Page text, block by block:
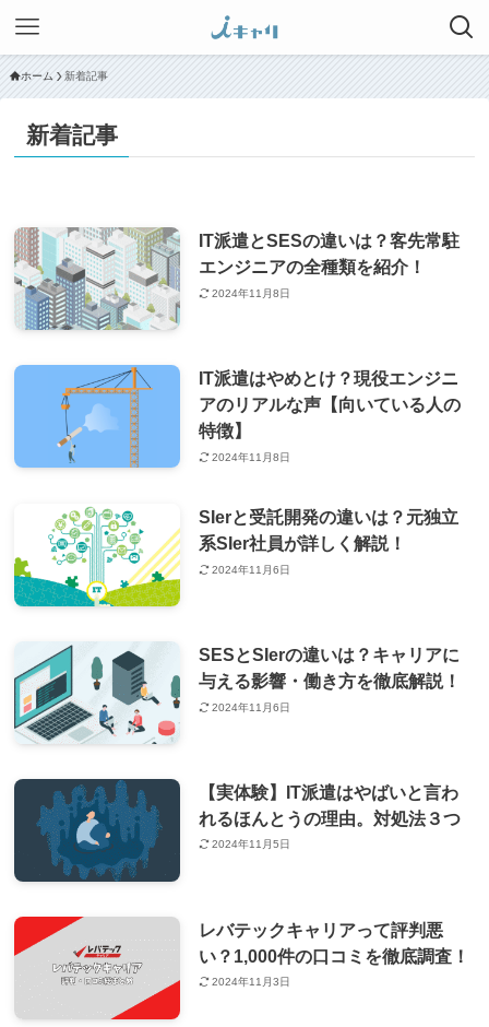
ホーム 新着記事
新着記事
IT派遣とSESの違いは？客先常駐
エンジニアの全種類を紹介！
2024年11月8日
IT派遣はやめとけ？現役エンジニ
アのリアルな声【向いている人の
特徴】
2024年11月8日
SIerと受託開発の違いは？元独立
系SIer社員が詳しく解説！
2024年11月6日
SESとSIerの違いは？キャリアに
与える影響・働き方を徹底解説！
2024年11月6日
【実体験】IT派遣はやばいと言わ
れるほんとうの理由。対処法３つ
2024年11月5日
レバテックキャリアって評判悪
い？1,000件の口コミを徹底調査！
2024年11月3日